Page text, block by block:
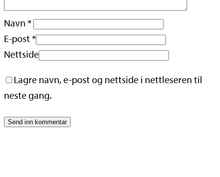
Navn *
E-post*
Nettside
Lagre navn, e-post og nettside i nettleseren til
neste gang.